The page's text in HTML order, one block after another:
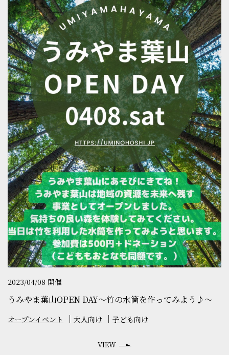
2023/04/08 開催
うみやま葉山OPEN DAY〜竹の水筒を作ってみよう♪〜
オープンイベント 大人向け 子ども向け
VIEW